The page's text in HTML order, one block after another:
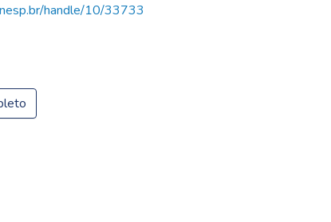
handle/10/33733